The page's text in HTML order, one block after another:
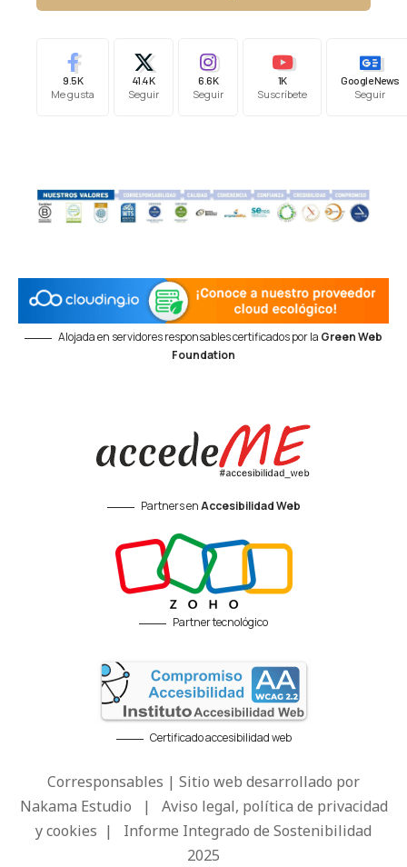
9.5K
Me gusta
41.4K
Seguir
6.6K
Seguir
1K
Suscríbete
Google News
Seguir
Alojada en servidores responsables certificados por la Green Web
Foundation
Partners enAccesibilidad Web
Partner tecnológico
Certificado accesibilidad web
Corresponsables | Sitio web desarrollado por
Nakama Estudio | Aviso legal, política de privacidad
y cookies | Informe Integrado de Sostenibilidad
2025